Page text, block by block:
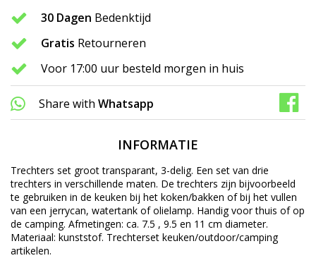
30 Dagen Bedenktijd
Gratis Retourneren
Voor 17:00 uur besteld morgen in huis
Share with Whatsapp
INFORMATIE
Trechters set groot transparant, 3-delig. Een set van drie
trechters in verschillende maten. De trechters zijn bijvoorbeeld
te gebruiken in de keuken bij het koken/bakken of bij het vullen
van een jerrycan, watertank of olielamp. Handig voor thuis of op
de camping. Afmetingen: ca. 7.5 , 9.5 en 11 cm diameter.
Materiaal: kunststof. Trechterset keuken/outdoor/camping
artikelen.